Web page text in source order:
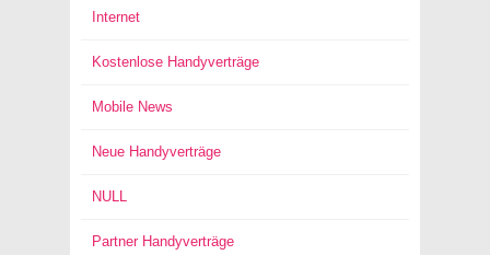
Internet
Kostenlose Handyverträge
Mobile News
Neue Handyverträge
NULL
Partner Handyverträge